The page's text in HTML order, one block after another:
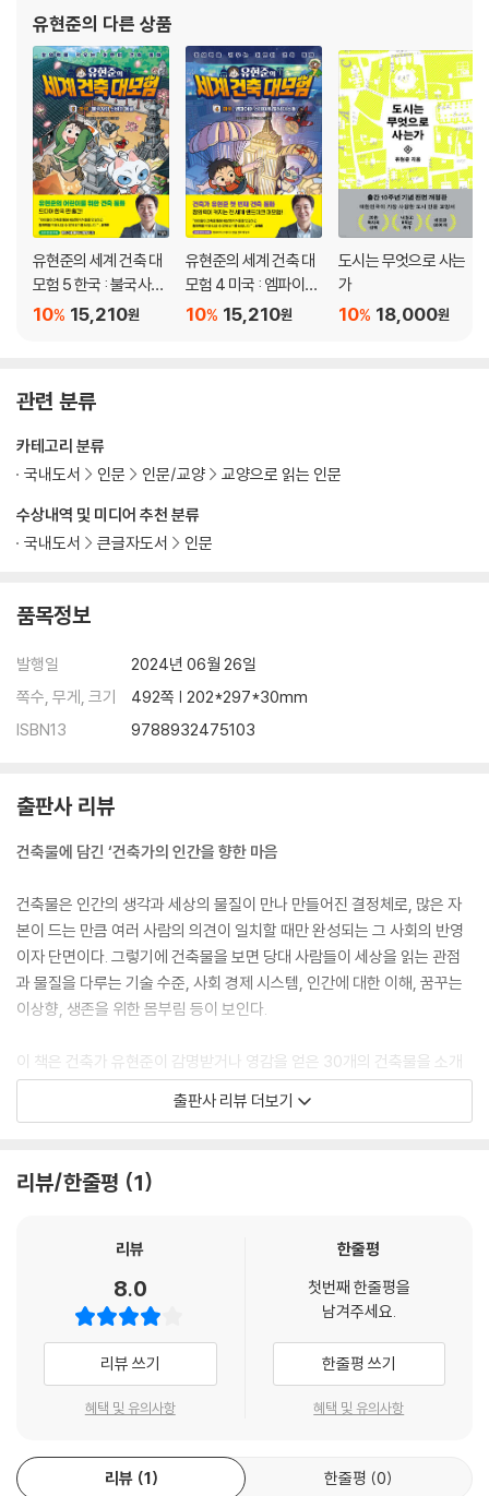
3. 아시아
24장. 윈드 타워: 실체는 무엇인가
25장. 빛의 교회: 전통 건축의 파격적 재해석
26장. 아주마 하우스: 권투 선수 출신 건축가가 자연을 대하는 방법
27장. 데시마 미술관: 두꺼비집 미술관
28장. CCTV 본사 빌딩: 21세기 고인돌, 과시 건축의 끝판왕
29장. 홍콩 HSBC 빌딩: 제약은 새로운 창조의 어머니
30장. 루브르 아부다비: 쇠로 만든 오아시스
닫는 글
유현준의 다른 상품
유현준의 세계 건축 대
모험 5 한국 : 불국사와
신비의 동굴
15,210원
10%
유현준의 세계 건축 대
모험 4 미국 : 엠파이어
스테이트 빌딩 대소동
15,210원
10%
도시는 무엇으로 사는
가
18,000원
10%
관련 분류
수상내역 및 미디어 추천 분류
국내도서
큰글자도서 인문
카테고리 분류
국내도서
인문 인문/교양 교양으로 읽는 인문
품목정보
발행일
2024년 06월 26일
쪽수, 무게, 크기
492쪽 | 202*297*30mm
ISBN13
9788932475103
출판사 리뷰
건축물에 담긴 ‘건축가의 인간을 향한 마음
건축물은 인간의 생각과 세상의 물질이 만나 만들어진 결정체로, 많은 자
본이 드는 만큼 여러 사람의 의견이 일치할 때만 완성되는 그 사회의 반영
이자 단면이다. 그렇기에 건축물을 보면 당대 사람들이 세상을 읽는 관점
과 물질을 다루는 기술 수준, 사회 경제 시스템, 인간에 대한 이해, 꿈꾸는
이상향, 생존을 위한 몸부림 등이 보인다.
이 책은 건축가 유현준이 감명받거나 영감을 얻은 30개의 건축물을 소개
한다. 이 작품들을 설계한 건축가들은 수백 년 된 전통을 뒤집거나 비트는
혁명적인 생각으로 건축의 새로운 시대를 열었다. 저자는 이 건축물들을
도움이 되기를 바”란다면서 보물 같은 작품들을 소개한다.
건물 구조로 “국회의원은 국민보다 아랫사람”이라고 외치는 ‘독일 국회의
제약을 뛰어넘어 공공 공간을 만들며 소통의 장이 된 ‘시티그룹 센터’와 ‘H
SBC 빌딩’, 하나로 이어진 연속된 구조로 미술관 공간에 대한 선입관을 깬
‘뉴욕 구겐하임 미술관’, 인간과 자연을 직접 대면하게 만든 ‘아주마 하우
스’ 등 문제를 해결하는 지혜와 인간에 대한 이해가 담긴 건축물들이다.
우리는 보통 여행을 가면 그곳의 랜드마크를 보러 간다. 이미 건축 기행을
출판사 리뷰 더보기
리뷰/한줄평 1
리뷰
8.0
리뷰 쓰기
혜택 및 유의사항
한줄평
첫번째 한줄평을
남겨주세요.
한줄평 쓰기
혜택 및 유의사항
리뷰 1 한줄평 0